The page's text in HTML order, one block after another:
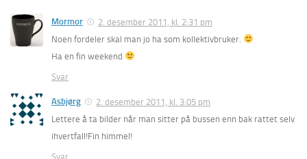
Mormor
2. desember 2011, kl. 2:31 pm
Noen fordeler skal man jo ha som kollektivbruker.
Ha en fin weekend
Svar
Asbjørg
2. desember 2011, kl. 3:05 pm
Lettere å ta bilder når man sitter på bussen enn bak rattet selv
ihvertfall!Fin himmel!
Svar